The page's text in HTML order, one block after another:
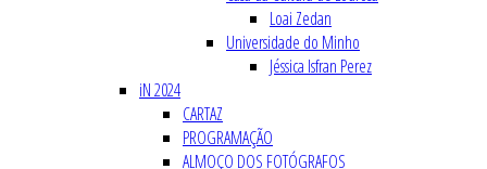
Loai Zedan
Universidade do Minho
Jéssica Isfran Perez
iN 2024
CARTAZ
PROGRAMAÇÃO
ALMOÇO DOS FOTÓGRAFOS